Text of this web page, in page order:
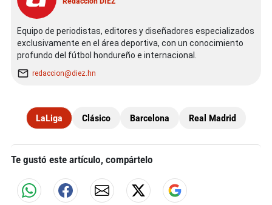
Equipo de periodistas, editores y diseñadores especializados
exclusivamente en el área deportiva, con un conocimiento
profundo del fútbol hondureño e internacional.
redaccion@diez.hn
LaLiga Clásico Barcelona Real Madrid
Te gustó este artículo, compártelo